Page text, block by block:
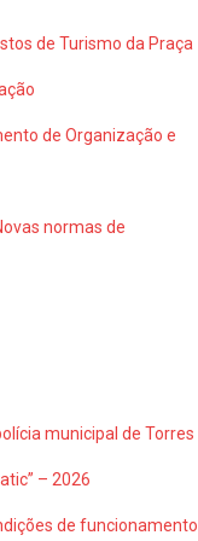
de Turismo da Praça
de Organização e
normas de
municipal de Torres
– 2026
de funcionamento